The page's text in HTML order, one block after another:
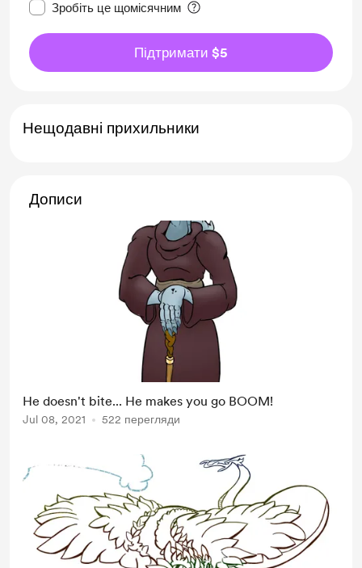
Зробіть це щомісячним
Підтримати $5
Нещодавні прихильники
Дописи
He doesn't bite... He makes you go BOOM!
Jul 08, 2021 522 перегляди